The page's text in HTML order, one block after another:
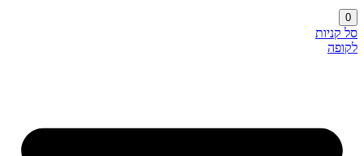
0
סל קניות
לקופה